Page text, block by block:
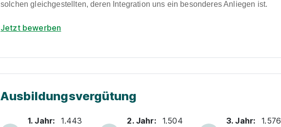
solchen gleichgestellten, deren Integration uns ein besonderes Anliegen ist.
Jetzt bewerben
Ausbildungsvergütung
1. Jahr:
1.443
2. Jahr:
1.504
3. Jahr:
1.576